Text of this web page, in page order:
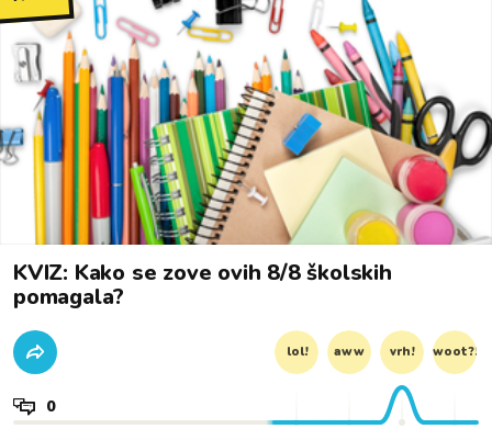
KVIZ: Kako se zove ovih 8/8 školskih
pomagala?
lol! aww vrh! woot?!
0